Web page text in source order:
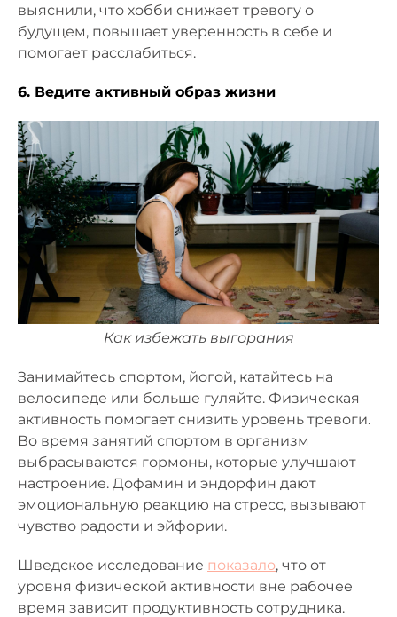
выяснили, что хобби снижает тревогу о
будущем, повышает уверенность в себе и
помогает расслабиться.
6. Ведите активный образ жизни
Как избежать выгорания
Занимайтесь спортом, йогой, катайтесь на
велосипеде или больше гуляйте. Физическая
активность помогает снизить уровень тревоги.
Во время занятий спортом в организм
выбрасываются гормоны, которые улучшают
настроение. Дофамин и эндорфин дают
эмоциональную реакцию на стресс, вызывают
чувство радости и эйфории.
Шведское исследование показало, что от
уровня физической активности вне рабочее
время зависит продуктивность сотрудника.